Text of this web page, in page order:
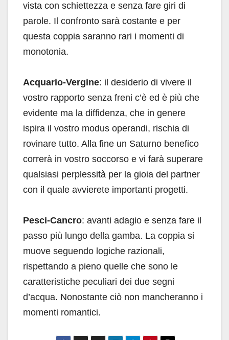
vista con schiettezza e senza fare giri di
parole. Il confronto sarà costante e per
questa coppia saranno rari i momenti di
monotonia.
Acquario-Vergine: il desiderio di vivere il
vostro rapporto senza freni c’è ed è più che
evidente ma la diffidenza, che in genere
ispira il vostro modus operandi, rischia di
rovinare tutto. Alla fine un Saturno benefico
correrà in vostro soccorso e vi farà superare
qualsiasi perplessità per la gioia del partner
con il quale avvierete importanti progetti.
Pesci-Cancro: avanti adagio e senza fare il
passo più lungo della gamba. La coppia si
muove seguendo logiche razionali,
rispettando a pieno quelle che sono le
caratteristiche peculiari dei due segni
d’acqua. Nonostante ciò non mancheranno i
momenti romantici.